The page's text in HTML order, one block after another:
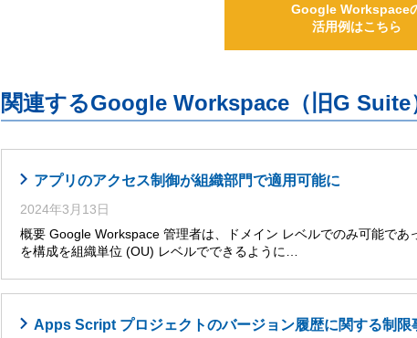
Google Workspace
活用例はこちら
関連するGoogle Workspace（旧G
アプリのアクセス制御が組織部門で適用可能に
2024年3月13日
概要 Google Workspace 管理者は、ドメイン レベルでのみ可能で
を構成を組織単位 (OU) レベルでできるように…
Apps Script プロジェクトのバージョン履歴に関する制限